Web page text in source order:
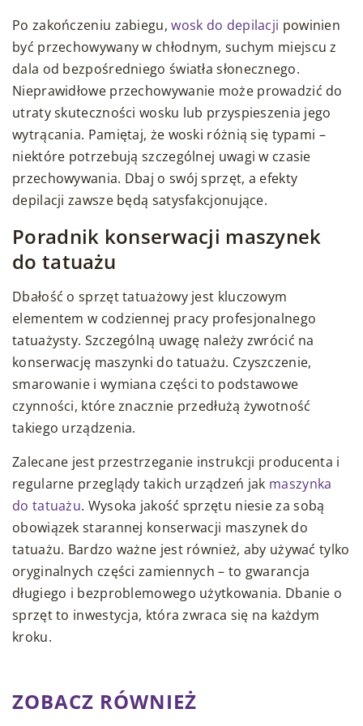
Po zakończeniu zabiegu,wosk do depilacji powinien
być przechowywany w chłodnym, suchym miejscu z
dala od bezpośredniego światła słonecznego.
Nieprawidłowe przechowywanie może prowadzić do
utraty skuteczności wosku lub przyspieszenia jego
wytrącania. Pamiętaj, że woski różnią się typami –
niektóre potrzebują szczególnej uwagi w czasie
przechowywania. Dbaj o swój sprzęt, a efekty
depilacji zawsze będą satysfakcjonujące.
Poradnik konserwacji maszynek
do tatuażu
Dbałość o sprzęt tatuażowy jest kluczowym
elementem w codziennej pracy profesjonalnego
tatuażysty. Szczególną uwagę należy zwrócić na
konserwację maszynki do tatuażu. Czyszczenie,
smarowanie i wymiana części to podstawowe
czynności, które znacznie przedłużą żywotność
takiego urządzenia.
Zalecane jest przestrzeganie instrukcji producenta i
regularne przeglądy takich urządzeń jak maszynka
do tatuażu. Wysoka jakość sprzętu niesie za sobą
obowiązek starannej konserwacji maszynek do
tatuażu. Bardzo ważne jest również, aby używać tylko
oryginalnych części zamiennych – to gwarancja
długiego i bezproblemowego użytkowania. Dbanie o
sprzęt to inwestycja, która zwraca się na każdym
kroku.
ZOBACZ RÓWNIEŻ